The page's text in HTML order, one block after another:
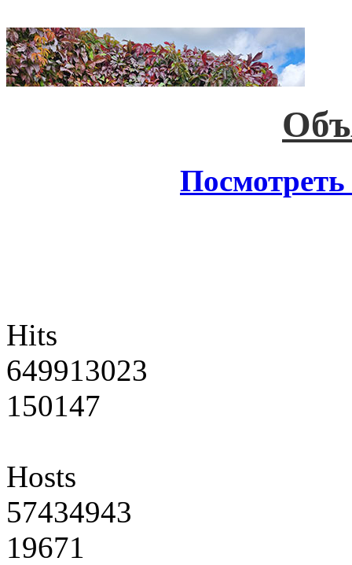
Посмотреть
Hits
649913023
150147
Hosts
57434943
19671